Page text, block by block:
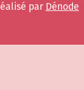
par Dénode